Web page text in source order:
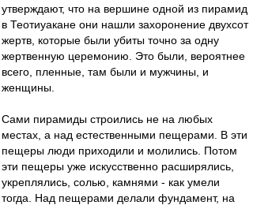
утверждают, что на вершине одной из пирамид
в Теотиуакане они нашли захоронение двухсот
жертв, которые были убиты точно за одну
жертвенную церемонию. Это были, вероятнее
всего, пленные, там были и мужчины, и
женщины.
Сами пирамиды строились не на любых
местах, а над естественными пещерами. В эти
пещеры люди приходили и молились. Потом
эти пещеры уже искусственно расширялись,
укреплялись, солью, камнями - как умели
тогда. Над пещерами делали фундамент, на